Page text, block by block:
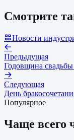
Смотрите
Новости
Предыдущая
Годовщина свадьбы
Следующая
День
Популярное
Чаще всего